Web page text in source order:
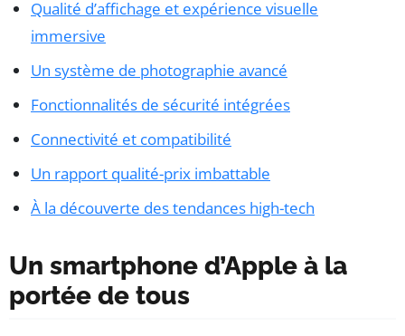
Qualité d’affichage et expérience visuelle
immersive
Un système de photographie avancé
Fonctionnalités de sécurité intégrées
Connectivité et compatibilité
Un rapport qualité-prix imbattable
À la découverte des tendances high-tech
Un smartphone d’Apple à la
portée de tous